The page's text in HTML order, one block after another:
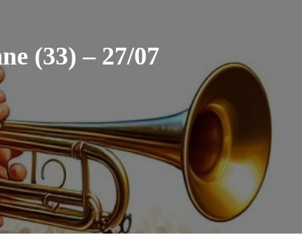
(33) – 27/07